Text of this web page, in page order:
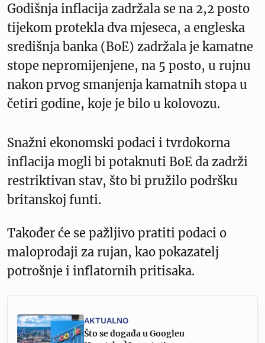
Godišnja inflacija zadržala se na 2,2 posto
tijekom protekla dva mjeseca, a engleska
središnja banka (BoE) zadržala je kamatne
stope nepromijenjene, na 5 posto, u rujnu
nakon prvog smanjenja kamatnih stopa u
četiri godine, koje je bilo u kolovozu.
Snažni ekonomski podaci i tvrdokorna
inflacija mogli bi potaknuti BoE da zadrži
restriktivan stav, što bi pružilo podršku
britanskoj funti.
Također će se pažljivo pratiti podaci o
maloprodaji za rujan, kao pokazatelj
potrošnje i inflatornih pritisaka.
AKTUALNO
Što se događa u Googleu